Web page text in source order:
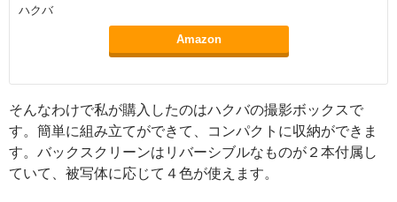
ハクバ
Amazon
そんなわけで私が購入したのはハクバの撮影ボックスで
す。簡単に組み立てができて、コンパクトに収納ができま
す。バックスクリーンはリバーシブルなものが２本付属し
ていて、被写体に応じて４色が使えます。